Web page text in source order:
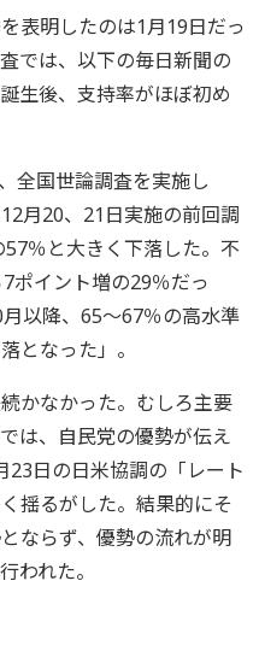
表明したのは1月19日だっ
では、以下の毎日新聞の
生後、支持率がほぼ初め
全国世論調査を実施し
月20、21日実施の前回調
％と大きく下落した。不
ポイント増の29％だっ
以降、65～67％の高水準
となった」。
かなかった。むしろ主要
は、自民党の優勢が伝え
23日の日米協調の「レート
揺るがした。結果的にそ
ならず、優勢の流れが明
われた。